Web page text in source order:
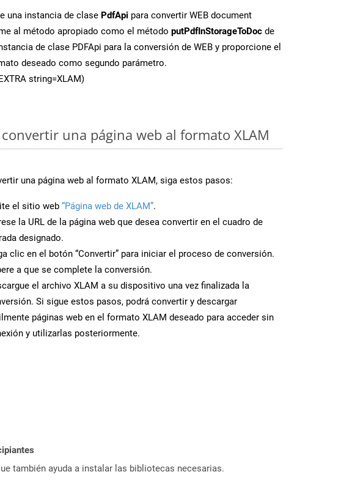
una instancia de clase PdfApi para convertir WEB document
al método apropiado como el método putPdfInStorageToDoc de
de clase PDFApi para la conversión de WEB y proporcione el
deseado como segundo parámetro.
string=XLAM)
una página web al formato XLAM
una página web al formato XLAM, siga estos pasos:
el sitio web “Página web de XLAM”.
la URL de la página web que desea convertir en el cuadro de
designado.
clic en el botón “Convertir” para iniciar el proceso de conversión.
a que se complete la conversión.
el archivo XLAM a su dispositivo una vez finalizada la
Si sigue estos pasos, podrá convertir y descargar
páginas web en el formato XLAM deseado para acceder sin
y utilizarlas posteriormente.
también ayuda a instalar las bibliotecas necesarias.